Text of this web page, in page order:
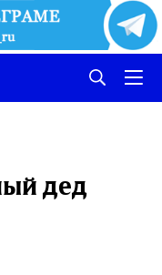
дед